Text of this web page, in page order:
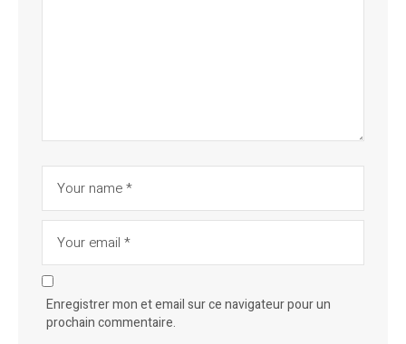
Enregistrer mon et email sur ce navigateur pour un
prochain commentaire.